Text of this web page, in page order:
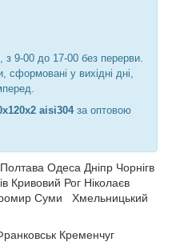
з 9-00 до 17-00 без перерви.
сформовані у вихідні дні,
aisi304за оптовою
Одеса Дніпр Чорнiгв
Кривовий Рог Ніколаєв
Суми
Хмельницький
Кременчуг